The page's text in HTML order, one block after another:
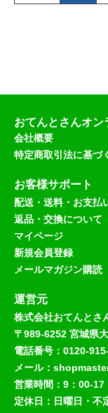
おてんとさんオン
会社概要
特定商取引法に基づ
お客様サポート
配送・送料・お支払
返品・交換について
マイページ
新規会員登録
メールマガジン購読
運営元
株式会社おてんとさ
〒989-6252 宮城県
電話番号：0120-
メール：
営業時間：9：00-17
定休日：日曜日・不